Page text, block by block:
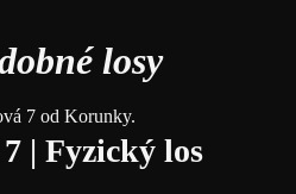
losy
| Fyzický los